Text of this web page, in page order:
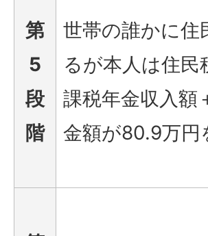
第
5
段
階
世帯の誰かに住
るが本人は住民
課税年金収入額
金額が80.9万円